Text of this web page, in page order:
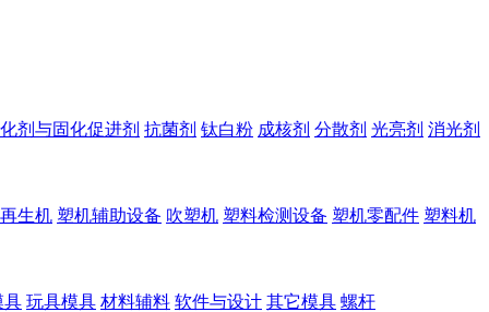
剂与固化促进剂 抗菌剂 钛白粉 成核剂 分散剂 光亮剂 消光剂
生机 塑机辅助设备 吹塑机 塑料检测设备 塑机零配件 塑料机
具 玩具模具 材料辅料 软件与设计 其它模具 螺杆